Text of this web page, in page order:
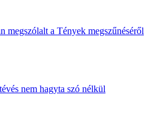
megszólalt a Tények megszűnéséről
nem hagyta szó nélkül